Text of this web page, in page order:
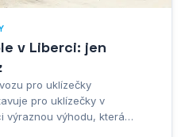
v Liberci: jen
pro uklízečky
pro uklízečky v
výraznou výhodu, která
pracovní život, ale i osobní